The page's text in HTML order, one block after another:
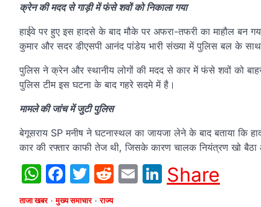
क्रेन की मदद से गाड़ी में फंसे शवों को निकाला गया
हाईवे पर हुए इस हादसे के बाद मौके पर अफरा-तफरी का माहौल बन
कुमार और सदर डीएसपी आनंद पांडेय भारी संख्या में पुलिस बल के
पुलिस ने क्रेन और स्थानीय लोगों की मदद से कार में फंसे शवों को
पुलिस टीम इस घटना के बाद गहरे सदमे में है।
मामले की जांच में जुटी पुलिस
बेगूसराय SP मनीष ने घटनास्थल का जायजा लेने के बाद बताया कि
कार की रफ्तार काफी तेज थी, जिसके कारण चालक नियंत्रण खो
WhatsApp
Facebook
Twitter
Reddit
EmailLinkedIn
Share
ताजा खबर मुख्य समाचार राज्य